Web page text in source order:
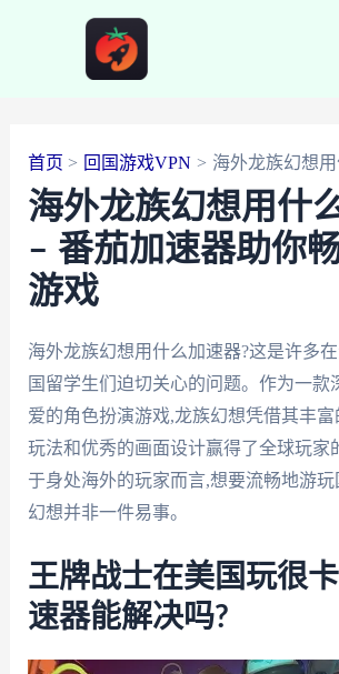
首页 回国游戏VPN 海外龙族幻想
海外龙族幻想用什
– 番茄加速器助你
游戏
海外龙族幻想用什么加速器?这是许多
国留学生们迫切关心的问题。作为一款
爱的角色扮演游戏,龙族幻想凭借其丰
玩法和优秀的画面设计赢得了全球玩家
于身处海外的玩家而言,想要流畅地游
幻想并非一件易事。
王牌战士在美国玩很
速器能解决吗?